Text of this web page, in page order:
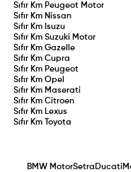
Sıfır Km Peugeot Motor
Sıfır Km Nissan
Sıfır Km Isuzu
Sıfır KmSuzuki Motor
Sıfır KmGazelle
Sıfır KmCupra
Sıfır Km Peugeot
Sıfır KmOpel
Sıfır Km Maserati
Sıfır KmCitroen
Sıfır Km Lexus
Sıfır Km
Toyota
BMW MotorSetra Ducati